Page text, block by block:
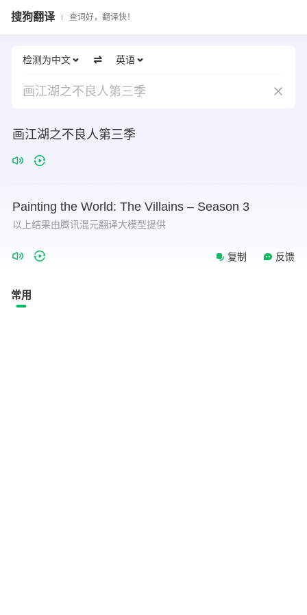
搜狗翻译 查词好，翻译快！
检测为中文 英语
画江湖之不良人第三季
画江湖之不良人第三季
Painting the World: The Villains – Season 3
以上结果由腾讯混元翻译大模型提供
复制 反馈
常用